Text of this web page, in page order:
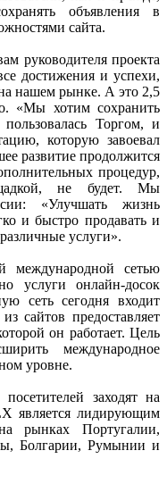
объявления в
сайта.
руководителя проекта
достижения и успехи,
нашем рынке. А это 2,5
«Мы хотим сохранить
Торгом, и
которую завоевал
развитие продолжится
процедур,
не будет. Мы
«Улучшать жизнь
и быстро продавать и
услуги».
международной сетью
услуги онлайн-досок
сеть сегодня входит
сайтов предоставляет
он работает. Цель
международное
уровне.
заходят на
является лидирующим
рынках Португалии,
Болгарии, Румынии и